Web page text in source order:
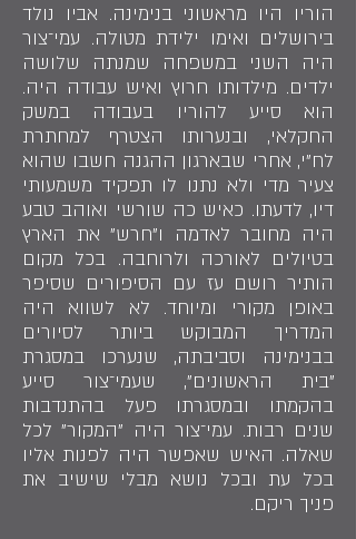
הוריו היו מראשוני בנימינה. אביו נולד
בירושלים ואימו ילידת מטולה. עמי־צור
היה השני במשפחה שמנתה שלושה
ילדים. מילדותו חרוץ ואיש עבודה היה.
הוא סייע להוריו בעבודה במשק
החקלאי, ובנערותו הצטרף למחתרת
לח"י, אחרי שבארגון ההגנה חשבו שהוא
צעיר מדי ולא נתנו לו תפקיד משמעותי
דיו, לדעתו. כאיש כה שורשי ואוהב טבע
היה מחובר לאדמה ו"חרש" את הארץ
בטיולים לאורכה ולרוחבה. בכל מקום
הותיר רושם עז עם הסיפורים שסיפר
באופן מקורי ומיוחד. לא לשווא היה
המדריך המבוקש ביותר לסיורים
בבנימינה וסביבתה, שנערכו במסגרת
"בית הראשונים", שעמי־צור סייע
בהקמתו ובמסגרתו פעל בהתנדבות
שנים רבות. עמי־צור היה "המקור" לכל
שאלה. האיש שאפשר היה לפנות אליו
בכל עת ובכל נושא מבלי שישיב את
פניך ריקם.